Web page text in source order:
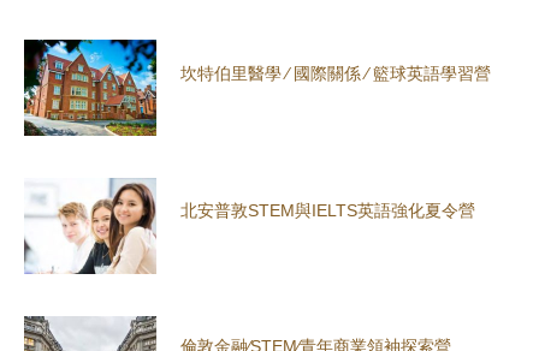
坎特伯里醫學 ∕ 國際關係 ∕ 籃球英語學習營
北安普敦STEM與IELTS英語強化夏令營
倫敦金融∕STEM∕青年商業領袖探索營